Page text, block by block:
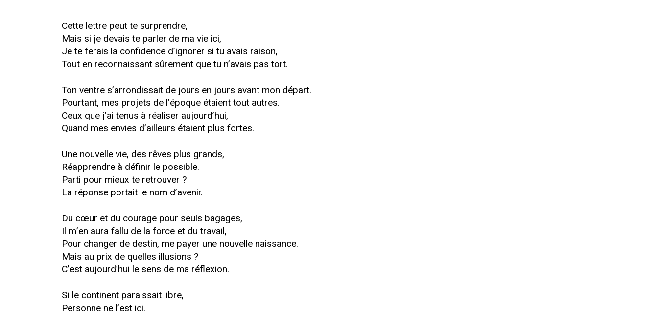
Cette lettre peut te surprendre,
Mais si je devais te parler de ma vie ici,
Je te ferais la confidence d’ignorer si tu avais raison,
Tout en reconnaissant sûrement que tu n’avais pas tort.
Ton ventre s’arrondissait de jours en jours avant mon départ.
Pourtant, mes projets de l’époque étaient tout autres.
Ceux que j’ai tenus à réaliser aujourd’hui,
Quand mes envies d’ailleurs étaient plus fortes.
Une nouvelle vie, des rêves plus grands,
Réapprendre à définir le possible.
Parti pour mieux te retrouver ?
La réponse portait le nom d’avenir.
Du cœur et du courage pour seuls bagages,
Il m’en aura fallu de la force et du travail,
Pour changer de destin, me payer une nouvelle naissance.
Mais au prix de quelles illusions ?
C’est aujourd’hui le sens de ma réflexion.
Si le continent paraissait libre,
Personne ne l’est ici.